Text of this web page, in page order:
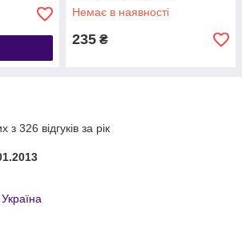
Немає в наявності
235 ₴
з 326 відгуків за рік